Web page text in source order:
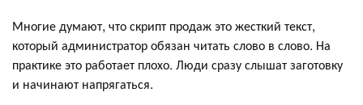
Многие думают, что скрипт продаж это жесткий текст,
который администратор обязан читать слово в слово. На
практике это работает плохо. Люди сразу слышат заготовку
и начинают напрягаться.